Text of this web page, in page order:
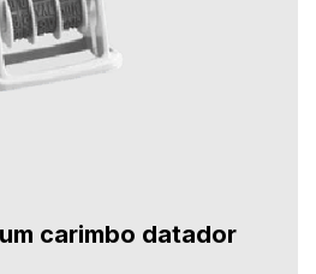
carimbo datador